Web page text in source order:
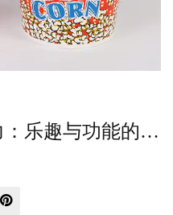
炫酷爆米花桶的魅力：乐趣与功能的完美结合